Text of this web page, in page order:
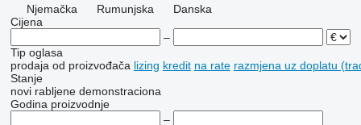
Njemačka
Rumunjska
Danska
Cijena
–
Tip oglasa
prodaja od proizvođača lizing kredit na rate razmjena uz doplatu
Stanje
novi rabljene demonstraciona
Godina proizvodnje
–